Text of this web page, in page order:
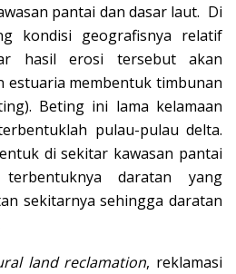
pantai dan dasar laut. Di
kondisi geografisnya relatif
hasil erosi tersebut akan
estuaria membentuk timbunan
Beting ini lama kelamaan
pulau-pulau delta.
di sekitar kawasan pantai
daratan yang
sekitarnya sehingga daratan
land reclamation, reklamasi